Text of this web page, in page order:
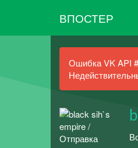
ВПОСТЕР
Ошибка VK API